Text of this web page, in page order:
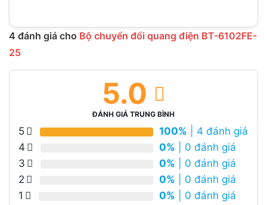
4 đánh giá cho Bộ chuyển đổi quang điện BT-6102FE-
25
5.0
ĐÁNH GIÁ TRUNG BÌNH
5 100% | 4 đánh giá
4
0% | 0 đánh giá
3
0% | 0 đánh giá
2
0% | 0 đánh giá
1
0% | 0 đánh giá